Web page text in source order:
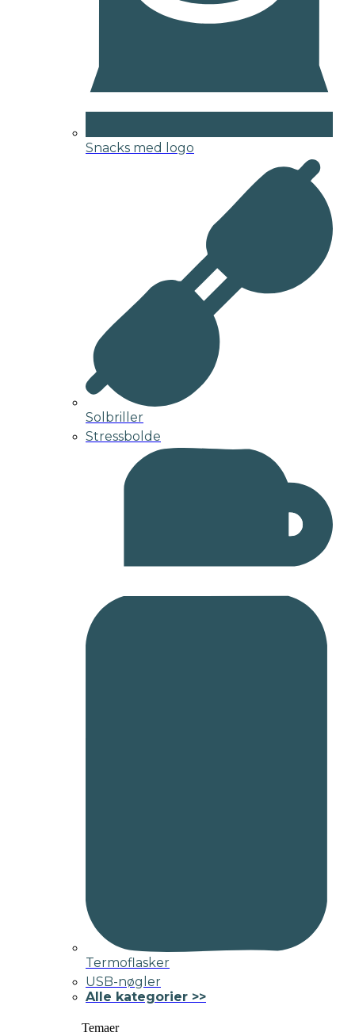
Snacks med logo
Solbriller
Stressbolde
Termoflasker
USB-nøgler
Alle kategorier >>
Temaer